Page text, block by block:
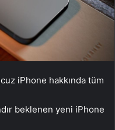
beklenen yeni iPhone